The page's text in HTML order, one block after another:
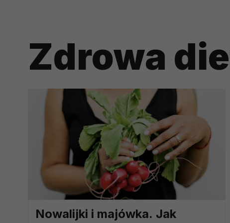
Zdrowa
Nowalijki i majówka. Jak